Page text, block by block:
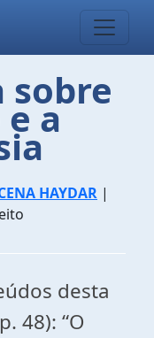
sobre
a
HAYDAR |
desta
48): “O